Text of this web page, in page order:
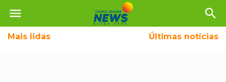
menu search
Mais lidas Últimas notícias